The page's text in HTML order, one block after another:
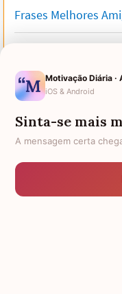
Frases Melhores
75 frases de
importância de ter
Frases para um
Frases Carinhosas
Frases Curtas de
Motivação Diária
iOS & Android
Sinta-se mais
A mensagem certa